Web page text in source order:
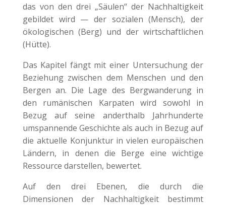
das von den drei „Säulen“ der Nachhaltigkeit
gebildet wird — der sozialen (Mensch), der
ökologischen (Berg) und der wirtschaftlichen
(Hütte).
Das Kapitel fängt mit einer Untersuchung der
Beziehung zwischen dem Menschen und den
Bergen an. Die Lage des Bergwanderung in
den rumänischen Karpaten wird sowohl in
Bezug auf seine anderthalb Jahrhunderte
umspannende Geschichte als auch in Bezug auf
die aktuelle Konjunktur in vielen europäischen
Ländern, in denen die Berge eine wichtige
Ressource darstellen, bewertet.
Auf den drei Ebenen, die durch die
Dimensionen der Nachhaltigkeit bestimmt